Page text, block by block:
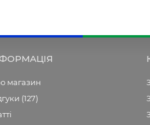
магазин
(127)